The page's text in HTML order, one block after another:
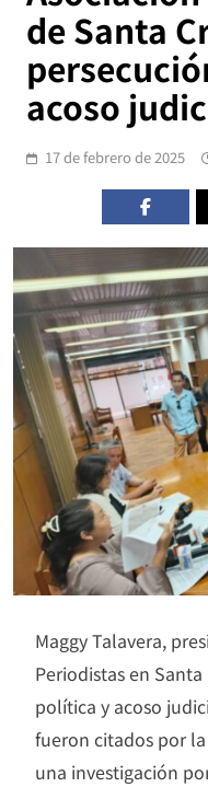
de Santa
acoso
17 de febrero de 2025
Maggy Talavera,
Periodistas en
política y acoso
fueron citados por
una investigación